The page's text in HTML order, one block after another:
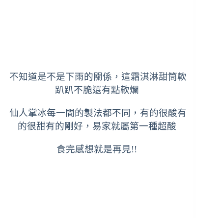
不知道是不是下雨的關係，這霜淇淋甜筒軟
趴趴不脆還有點軟爛
仙人掌冰每一間的製法都不同，有的很酸有
的很甜有的剛好，易家就屬第一種超酸
食完感想就是再見!!